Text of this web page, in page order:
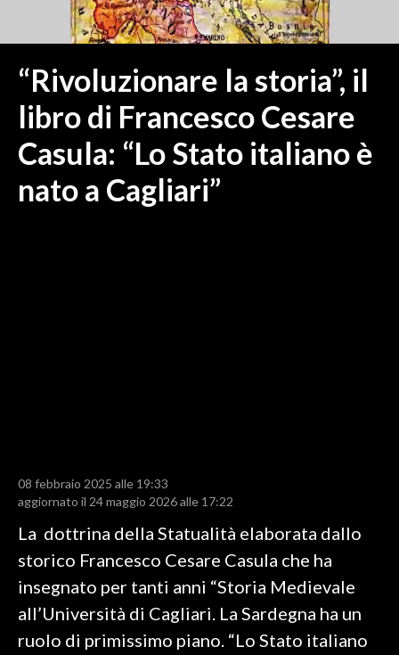
ITALIA
MONDO
POLITICA
ECONOMIA
BASKET
ALTRI SPORT
CULTURA
“Rivoluzionare la storia”, il
libro di Francesco Cesare
Casula: “Lo Stato italiano è
nato a Cagliari”
08 febbraio 2025 alle 19:33
aggiornato il 24 maggio 2026 alle 17:22
La dottrina della Statualità elaborata dallo
storico Francesco Cesare Casula che ha
insegnato per tanti anni “Storia Medievale
all’Università di Cagliari. La Sardegna ha un
ruolo di primissimo piano. “Lo Stato italiano